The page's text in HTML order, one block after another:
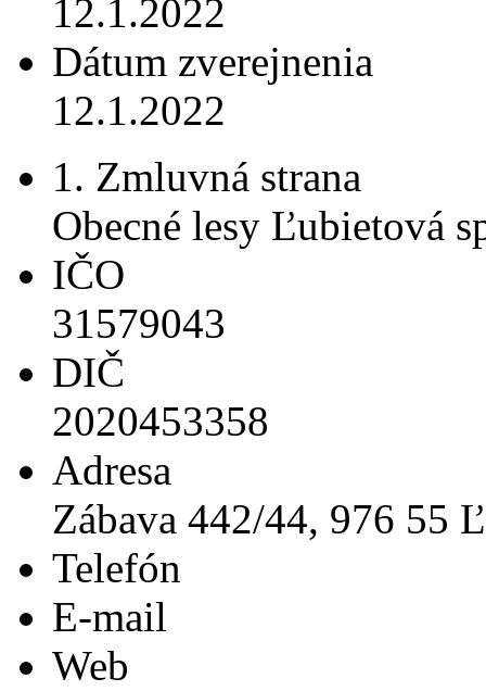
12.1.2022
Dátum zverejnenia
12.1.2022
1. Zmluvná strana
Obecné lesy Ľubietová
IČO
31579043
DIČ
2020453358
Adresa
Zábava 442/44, 976 55
Telefón
E-mail
Web